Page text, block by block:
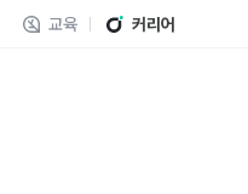
교육 커리어